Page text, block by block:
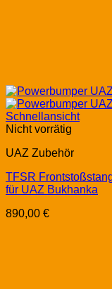
Schnellansicht
Nicht vorrätig
UAZ Zubehör
TFSR
für UAZ Bukhanka
890,00 €